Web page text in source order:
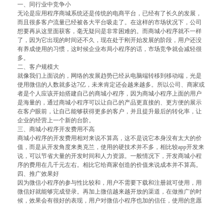
一、同行业中竞争小
无论是应用程序商城系统还是传统的电商平台，已经有了长久的发展，
而且很多客户流量已经被各大平台吸走了。在这样的市场状况下，公司
想要再从这里面获客，毫无疑问是非常困难的。而商城小程序就不一样
了，因为它出现的时间还不久，现在处于刚开始发展的阶段，用户还没
有养成使用的习惯，这时候企业布局小程序的话，市场竞争就会减轻很
多。
二、客户规模大
就像我们上面说的，网络的发展趋势已经从电脑端转移到移动端，光是
使用微信的人数就多达7亿，未来肯定还会越来越多。所以公司、商家或
者是个人应该开始搭建自己的商城小程序，因为商城小程序上面的用户
是海量的，通过商城小程序可以让自己的产品更直接的、更方便的展示
在客户眼前，让自己能够获得更多的客户，并且提升最后的转化率，让
企业的经营上一个新的台阶。
三、商城小程序开发费用不高
商城小程序的开发费用相对来说不算高，这不是说它本身没有太大的价
值，而是从开发角度来奥克兰，使用的硬技术并不多，相比较app开发来
说，可以节省大量的开发时间和人力资源。一般情况下，开发商城小程
序的费用在几千元左右。相比它给商家创造的价值来说成本并不算高。
四、推广效果好
因为微信小程序的参与性比较和，用户不需要下载和注册就可使用，用
微信好就能够完成登录。再加上微信越来越开放的渠道，在做推广的时
候，效果会有很好的表现，用户对微信小程序也加的信任，使用的意愿